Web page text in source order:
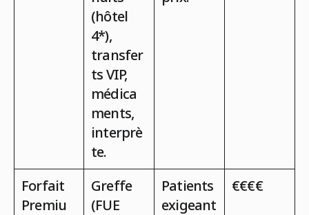
(hôtel
4*),
transfer
ts VIP,
médica
ments,
interprè
te.
Forfait
Premiu
Greffe
(FUE
Patients
exigeant
€€€€